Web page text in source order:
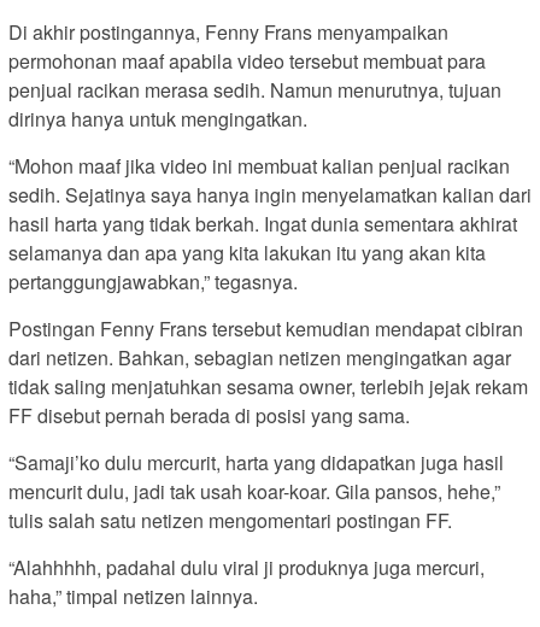
Di akhir postingannya, Fenny Frans menyampaikan
permohonan maaf apabila video tersebut membuat para
penjual racikan merasa sedih. Namun menurutnya, tujuan
dirinya hanya untuk mengingatkan.
“Mohon maaf jika video ini membuat kalian penjual racikan
sedih. Sejatinya saya hanya ingin menyelamatkan kalian dari
hasil harta yang tidak berkah. Ingat dunia sementara akhirat
selamanya dan apa yang kita lakukan itu yang akan kita
pertanggungjawabkan,” tegasnya.
Postingan Fenny Frans tersebut kemudian mendapat cibiran
dari netizen. Bahkan, sebagian netizen mengingatkan agar
tidak saling menjatuhkan sesama owner, terlebih jejak rekam
FF disebut pernah berada di posisi yang sama.
“Samaji’ko dulu mercurit, harta yang didapatkan juga hasil
mencurit dulu, jadi tak usah koar-koar. Gila pansos, hehe,”
tulis salah satu netizen mengomentari postingan FF.
“Alahhhhh, padahal dulu viral ji produknya juga mercuri,
haha,” timpal netizen lainnya.